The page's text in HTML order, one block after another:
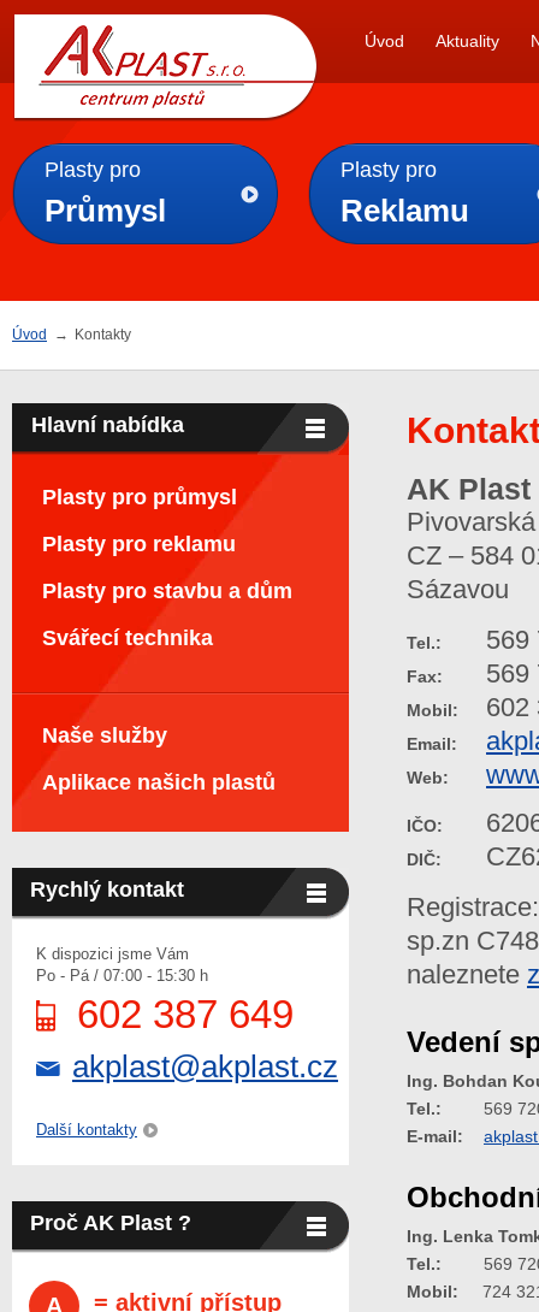
AKPLAST s.r.o.
Úvod Aktuality
Plasty pro
Průmysl
Plasty pro
Reklamu
Úvod → Kontakty
AK Plast
CZ – 584
Sázavou
Tel.: 569
Fax: 569
Mobil: 602
Email:
Web:
IČO:
DIČ:
sp.zn
naleznete
Vedení
Ing. Bohdan
Tel.:
569
E-mail:
Ing. Lenka
Tel.:
569
Mobil: 724
Hlavní nabídka
Plasty pro průmysl
Plasty pro reklamu
Plasty pro stavbu a dům
Svářecí technika
Naše služby
Aplikace našich plastů
Rychlý kontakt
K dispozici jsme Vám
Po - Pá / 07:00 - 15:30 h
602 387 649
akplast@akplast.cz
Další kontakty
Proč AK Plast ?
A = aktivní přístup